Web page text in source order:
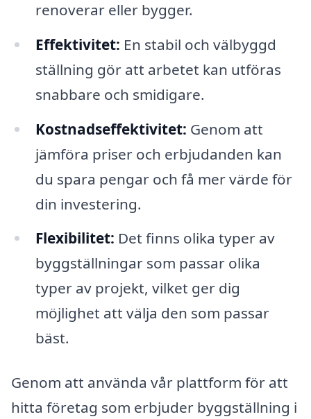
renoverar eller bygger.
Effektivitet: En stabil och välbyggd
ställning gör att arbetet kan utföras
snabbare och smidigare.
Kostnadseffektivitet: Genom att
jämföra priser och erbjudanden kan
du spara pengar och få mer värde för
din investering.
Flexibilitet: Det finns olika typer av
byggställningar som passar olika
typer av projekt, vilket ger dig
möjlighet att välja den som passar
bäst.
Genom att använda vår plattform för att
hitta företag som erbjuder byggställning i